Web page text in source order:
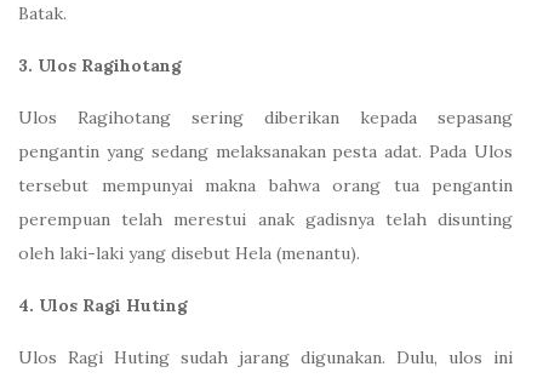
Batak.
3. Ulos Ragihotang
Ulos Ragihotang sering diberikan kepada sepasang
pengantin yang sedang melaksanakan pesta adat. Pada Ulos
tersebut mempunyai makna bahwa orang tua pengantin
perempuan telah merestui anak gadisnya telah disunting
oleh laki-laki yang disebut Hela (menantu).
4. Ulos Ragi Huting
Ulos Ragi Huting sudah jarang digunakan. Dulu, ulos ini